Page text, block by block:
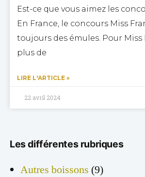
Est-ce que vous aimez les
En France, le concours Miss
toujours des émules. Pour Miss
plus de
LIRE L'ARTICLE »
22 avril 2024
Les différentes rubriques
Autres boissons (9)